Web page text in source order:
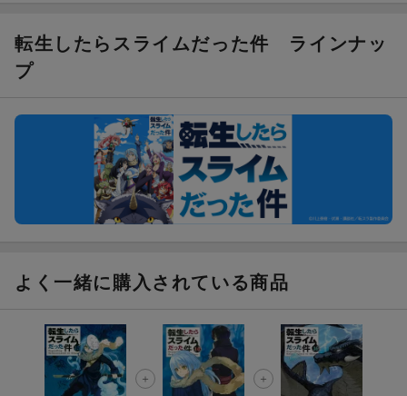
ト山分け
ラン）が当たる！
楽天モバイル紹介キャンペーンの拡散で300円OFFクーポン
転生したらスライムだった件 ラインナッ
プ
よく一緒に購入されている商品